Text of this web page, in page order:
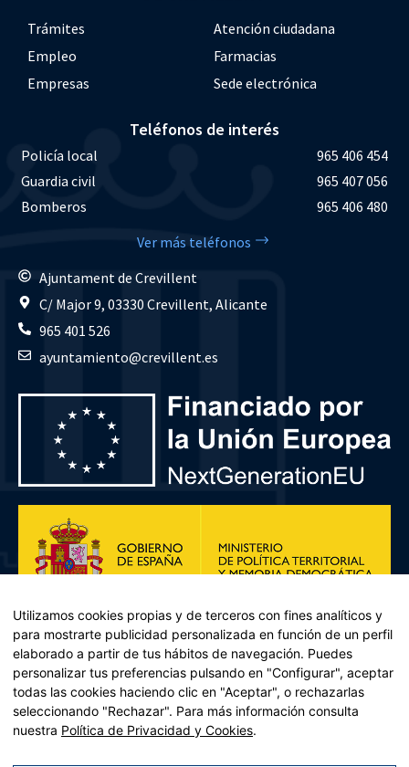
Trámites
Atención ciudadana
Empleo
Farmacias
Empresas
Sede electrónica
Teléfonos de interés
Policía local
965 406 454
Guardia civil
965 407 056
Bomberos
965 406 480
Ver más teléfonos
Ajuntament de Crevillent
C/ Major 9, 03330 Crevillent, Alicante
965 401 526
ayuntamiento@crevillent.es
Plan de Recuperación, Transformación y Resiliencia – Financiado por
Utilizamos cookies propias y de terceros con fines analíticos y
para mostrarte publicidad personalizada en función de un perfil
elaborado a partir de tus hábitos de navegación. Puedes
personalizar tus preferencias pulsando en "Configurar", aceptar
todas las cookies haciendo clic en "Aceptar", o rechazarlas
seleccionando "Rechazar". Para más información consulta
nuestra Política de Privacidad y Cookies.